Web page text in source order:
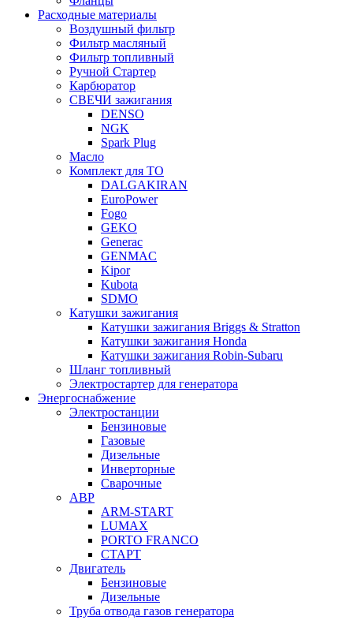
Расходные материалы
Воздушный фильтр
Фильтр масляный
Фильтр топливный
Ручной Стартер
Карбюратор
СВЕЧИ зажигания
DENSO
NGK
Spark Plug
Масло
Комплект для ТО
DALGAKIRAN
EuroPower
Fogo
GEKO
Generac
GENMAC
Kipor
Kubota
SDMO
Катушки зажигания
Катушки зажигания Briggs & Stratton
Катушки зажигания Honda
Катушки зажигания Robin-Subaru
Шланг топливный
Электростартер для генератора
Энергоснабжение
Электростанции
Бензиновые
Газовые
Дизельные
Инверторные
Сварочные
АВР
ARM-START
LUMAX
PORTO FRANCO
СТАРТ
Двигатель
Бензиновые
Дизельные
Труба отвода газов генератора